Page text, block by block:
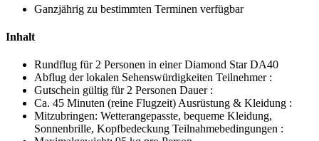
Ganzjährig zu bestimmten Terminen verfügbar
Inhalt
Rundflug für 2 Personen in einer Diamond Star DA40
Abflug der lokalen Sehenswürdigkeiten Teilnehmer :
Gutschein gültig für 2 Personen Dauer :
Ca. 45 Minuten (reine Flugzeit) Ausrüstung & Kleidung :
Mitzubringen: Wetterangepasste, bequeme Kleidung,
Sonnenbrille, Kopfbedeckung Teilnahmebedingungen :